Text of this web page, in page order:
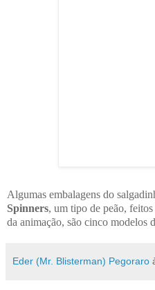
Algumas embalagens do
Spinners, um tipo de peão,
da animação, são cinco modelos
Eder (Mr. Blisterman) Pegoraro